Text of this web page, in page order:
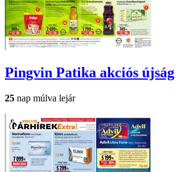
Pingvin Patika akciós újság
25 nap múlva lejár